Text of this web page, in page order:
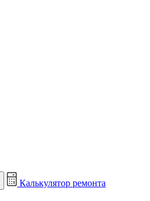
Калькулятор ремонта